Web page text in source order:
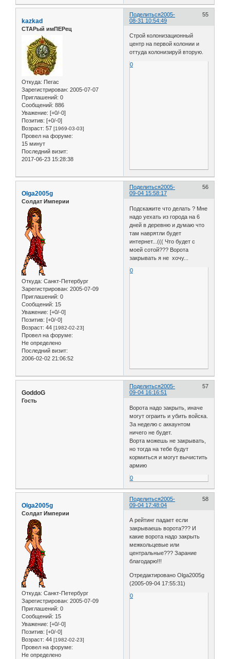
Поделиться 55
2005-
08-31 10:54:49
kazkad
СТАРый имПЕРец
Откуда: Пегас
Зарегистрирован: 2005-07-07
Приглашений: 0
Сообщений: 886
Уважение: [+0/-0]
Позитив: [+0/-0]
Возраст: 57 [1969-03-03]
Провел на форуме:
15 минут
Последний визит:
2017-06-23 15:28:38
Строй колонизационный
центр на первой колонии и
оттуда колонизируй вторую.
0
Поделиться 56
2005-
09-04 15:58:17
Olga2005g
Солдат Империи
Откуда: Санкт-Петербург
Зарегистрирован: 2005-07-09
Приглашений: 0
Сообщений: 15
Уважение: [+0/-0]
Позитив: [+0/-0]
Возраст: 44 [1982-02-23]
Провел на форуме:
Не определено
Последний визит:
2006-02-02 21:06:52
Подскажите что делать ? Мне
надо уехать из города на 6
дней в деревню и думаю что
там наврятли будет
интернет...((( Что будет с
моей сотой??? Ворота
закрывать я не хочу...
0
Поделиться 57
2005-
09-04 16:16:51
GoddoG
Гость
Ворота надо закрыть, иначе
могут ограить и убить войска.
За неделю с аккаунтом
ничего не будет.
Ворта можешь не закрывать,
но тогда на тебе будут
кормиться и могут вычистить
армию
0
Поделиться 58
2005-
09-04 17:48:04
Olga2005g
Солдат Империи
Откуда: Санкт-Петербург
Зарегистрирован: 2005-07-09
Приглашений: 0
Сообщений: 15
Уважение: [+0/-0]
Позитив: [+0/-0]
Возраст: 44 [1982-02-23]
Провел на форуме:
Не определено
А рейтинг падает если
закрываешь ворота??? И
какие ворота надо закрыть
межкольцевые или
центральные??? Зарание
благодарю!!!
Отредактировано Olga2005g
(2005-09-04 17:55:31)
0